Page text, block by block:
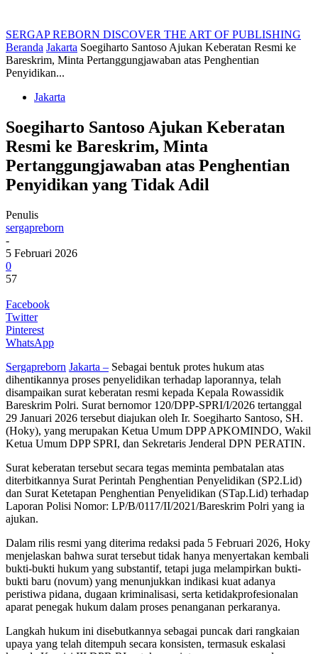
SERGAP REBORN DISCOVER THE ART OF PUBLISHING
Beranda Jakarta Soegiharto Santoso Ajukan Keberatan Resmi ke
Bareskrim, Minta Pertanggungjawaban atas Penghentian
Penyidikan...
Jakarta
Soegiharto Santoso Ajukan Keberatan
Resmi ke Bareskrim, Minta
Pertanggungjawaban atas Penghentian
Penyidikan yang Tidak Adil
Penulis
sergapreborn
-
5 Februari 2026
0
57
Facebook
Twitter
Pinterest
WhatsApp
Sergapreborn Jakarta – Sebagai bentuk protes hukum atas
dihentikannya proses penyelidikan terhadap laporannya, telah
disampaikan surat keberatan resmi kepada Kepala Rowassidik
Bareskrim Polri. Surat bernomor 120/DPP-SPRI/I/2026 tertanggal
29 Januari 2026 tersebut diajukan oleh Ir. Soegiharto Santoso, SH.
(Hoky), yang merupakan Ketua Umum DPP APKOMINDO, Wakil
Ketua Umum DPP SPRI, dan Sekretaris Jenderal DPN PERATIN.
Surat keberatan tersebut secara tegas meminta pembatalan atas
diterbitkannya Surat Perintah Penghentian Penyelidikan (SP2.Lid)
dan Surat Ketetapan Penghentian Penyelidikan (STap.Lid) terhadap
Laporan Polisi Nomor: LP/B/0117/II/2021/Bareskrim Polri yang ia
ajukan.
Dalam rilis resmi yang diterima redaksi pada 5 Februari 2026, Hoky
menjelaskan bahwa surat tersebut tidak hanya menyertakan kembali
bukti-bukti hukum yang substantif, tetapi juga melampirkan bukti-
bukti baru (novum) yang menunjukkan indikasi kuat adanya
peristiwa pidana, dugaan kriminalisasi, serta ketidakprofesionalan
aparat penegak hukum dalam proses penanganan perkaranya.
Langkah hukum ini disebutkannya sebagai puncak dari rangkaian
upaya yang telah ditempuh secara konsisten, termasuk eskalasi